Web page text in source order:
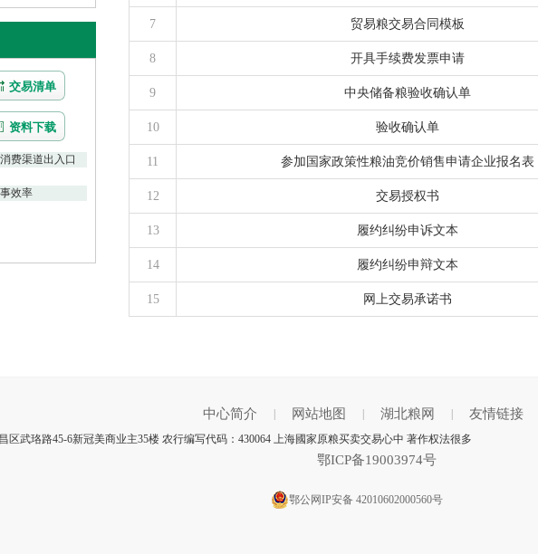
交易清单
资料下载
费渠道出入口
效率
7 贸易粮交易合同模板
8 开具手续费发票申请
9 中央储备粮验收确认单
10 验收确认单
11 参加国家政策性粮油竞价销售申请企业报名表
12 交易授权书
13 履约纠纷申诉文本
14 履约纠纷申辩文本
15 网上交易承诺书
中心简介 网站地图 湖北粮网 友情链接
区武珞路45-6新冠美商业主35楼 农行编写代码：430064 上海國家原粮买卖交易心中 著作权法很多
鄂ICP备19003974号
鄂公网IP安备 42010602000560号